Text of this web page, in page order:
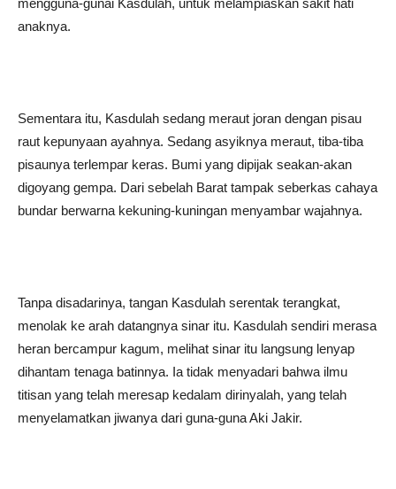
mengguna-gunai Kasdulah, untuk melampiaskan sakit hati
anaknya.
Sementara itu, Kasdulah sedang meraut joran dengan pisau
raut kepunyaan ayahnya. Sedang asyiknya meraut, tiba-tiba
pisaunya terlempar keras. Bumi yang dipijak seakan-akan
digoyang gempa. Dari sebelah Barat tampak seberkas cahaya
bundar berwarna kekuning-kuningan menyambar wajahnya.
Tanpa disadarinya, tangan Kasdulah serentak terangkat,
menolak ke arah datangnya sinar itu. Kasdulah sendiri merasa
heran bercampur kagum, melihat sinar itu langsung lenyap
dihantam tenaga batinnya. Ia tidak menyadari bahwa ilmu
titisan yang telah meresap kedalam dirinyalah, yang telah
menyelamatkan jiwanya dari guna-guna Aki Jakir.